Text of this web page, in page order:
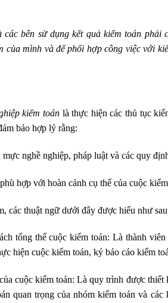
bên sử dụng kết quả kiểm toán
của mình và để phối hợp công việc với
kiểm toán là thực hiện các thủ tục
bảo hợp lý rằng:
nghề nghiệp, pháp luật và các quy
hợp với hoàn cảnh cụ thể của cuộc
các thuật ngữ dưới đây được hiểu như
thể cuộc kiểm toán: Là thành viên
hiện cuộc kiểm toán, ký báo cáo kiểm
cuộc kiểm toán: Là quy trình được thiết
quan trọng của nhóm kiểm toán và